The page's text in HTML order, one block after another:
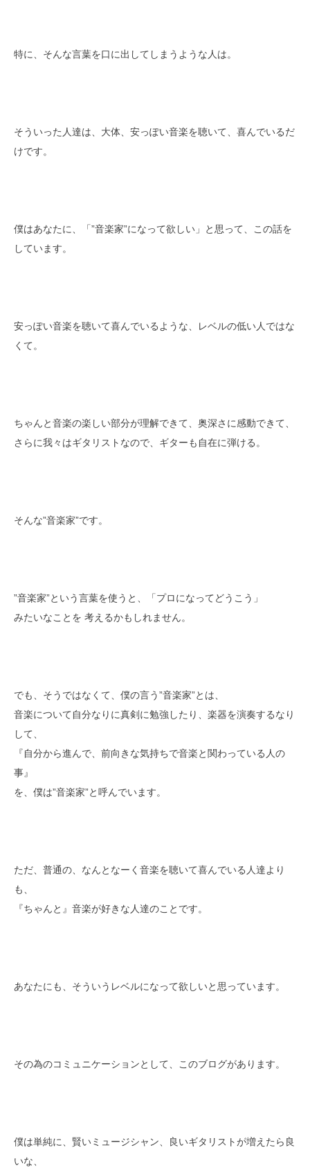
特に、そんな言葉を口に出してしまうような人は。
そういった人達は、大体、安っぽい音楽を聴いて、喜んでいるだ
けです。
僕はあなたに、「”音楽家”になって欲しい」と思って、この話を
しています。
安っぽい音楽を聴いて喜んでいるような、レベルの低い人ではな
くて。
ちゃんと音楽の楽しい部分が理解できて、奥深さに感動できて、
さらに我々はギタリストなので、ギターも自在に弾ける。
そんな”音楽家”です。
”音楽家”という言葉を使うと、「プロになってどうこう」
みたいなことを 考えるかもしれません。
でも、そうではなくて、僕の言う”音楽家”とは、
音楽について自分なりに真剣に勉強したり、楽器を演奏するなり
して、
『自分から進んで、前向きな気持ちで音楽と関わっている人の
事』
を、僕は”音楽家”と呼んでいます。
ただ、普通の、なんとなーく音楽を聴いて喜んでいる人達より
も、
『ちゃんと』音楽が好きな人達のことです。
あなたにも、そういうレベルになって欲しいと思っています。
その為のコミュニケーションとして、このブログがあります。
僕は単純に、賢いミュージシャン、良いギタリストが増えたら良
いな、